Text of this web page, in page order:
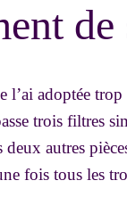
de
l’ai adoptée
trois filtres
autres
fois tous les